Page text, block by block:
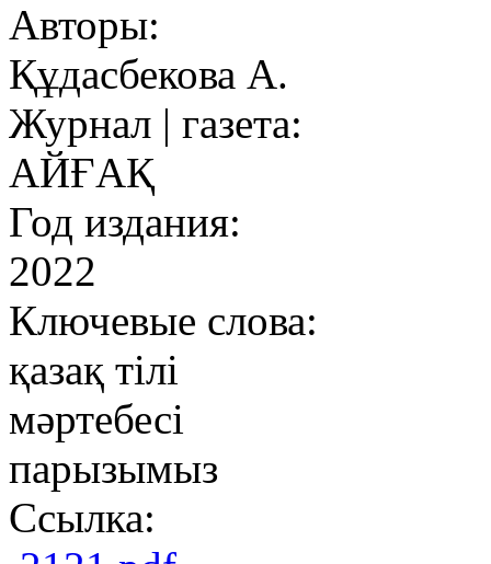
Авторы:
Құдасбекова А.
Журнал | газета:
АЙҒАҚ
Год издания:
2022
Ключевые слова:
қазақ тілі
мәртебесі
парызымыз
Ссылка: